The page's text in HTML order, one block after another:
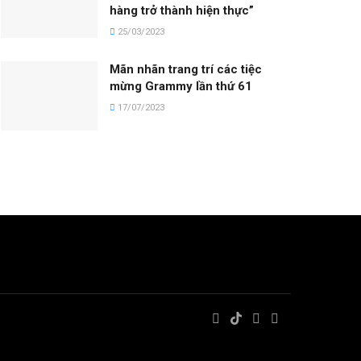
hàng trở thành hiện thực”
25/03/2023
Mãn nhãn trang trí các tiệc
mừng Grammy lần thứ 61
17/07/2023